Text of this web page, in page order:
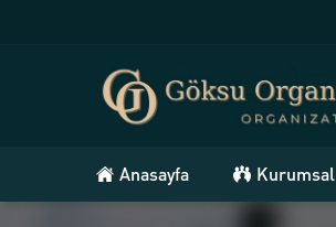
Anasayfa Kurumsal